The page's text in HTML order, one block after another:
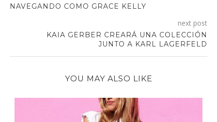
NAVEGANDO COMO GRACE KELLY
next post
KAIA GERBER CREARÁ UNA COLECCIÓN
JUNTO A KARL LAGERFELD
YOU MAY ALSO LIKE